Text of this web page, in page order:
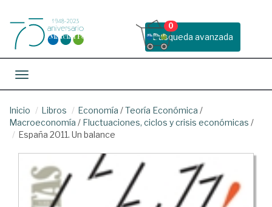
Busqueda avanzada
0
Toggle navigation
Inicio Libros Economía /Teoría Económica /
Macroeconomía / Fluctuaciones, ciclos y crisis económicas /
España 2011. Un balance